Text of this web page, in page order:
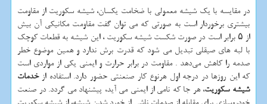
در مقایسه با یک شیشه معمولی با ضخامت یکسان، شیشه سکوریت از مقاومت
بیشتری برخوردار است به صورتی که می توان گفت مقاومت مکانیکی آن بیش
از ۵ برابر است در صورت شکست شیشه سکوریت ، این شیشه به قطعات کوچک
با لبه های صیقلی تبدیل می شود که قدرت برش ندارد و همین موضوع خطر
صدمه را کاهش می‌دهد . مقاومت در برابر حرارت و ایمنی یکی از مواردی است
که این روزها در درجه اول هرنوع کار صنعنتی حضور دارد. استفاده ازخدمات
شیشه سکوریت، هر جا که نامی از ایمنی می آید، پیشنهاد می گردد. در صنعت